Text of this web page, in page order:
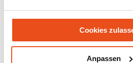
Cookies
Anpassen
November 2021
September 2021